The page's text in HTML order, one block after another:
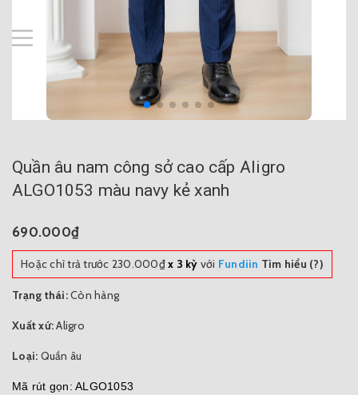
Quần âu nam công sở cao cấp Aligro
ALGO1053 màu navy kẻ xanh
690.000₫
Hoặc chỉ trả trước 230.000₫x 3 kỳ với Fundiin Tìm hiểu (?)
Trạng thái:Còn hàng
Xuất xứ:Aligro
Loại: Quần âu
Mã rút gọn: ALGO1053